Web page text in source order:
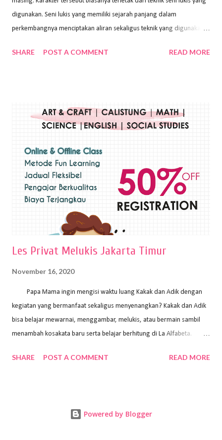
digunakan. Seni lukis yang memiliki sejarah panjang dalam
perkembangnya menciptakan aliran sekaligus teknik yang digunakan.
Wayan Kun Adnyana, teknik yang berbeda tentunya akan
menggunakan bahan dasar cat air, cat akrilik, atau cat minyak dengan
sapuan warna cat yang tebal. Dengan memberikan sapuan warna
pelukis untuk menghasilkan lukisan yang mempesona dan tentunya
bernilai tinggi. Ciri teknik plakat Ciri-ciri teknik plakat, yaitu: Sapuan
warna yang kental dan tebal. Hasil lukisan menutupi seluruh bagian
medianya Mem...
SHARE POST A COMMENT READ MORE
Les Privat Melukis Jakarta Timur
November 16, 2020
Papa Mama ingin mengisi waktu luang Kakak dan Adik dengan
kegiatan yang bermanfaat sekaligus menyenangkan? Kakak dan Adik
bisa belajar mewarnai, menggambar, melukis, atau bermain sambil
menambah kosakata baru serta belajar berhitung di La Alfabeta.
kok untuk mengajar dengan metode yang fun, La Alfabeta
Alfabeta. ⁣⁣⁣⁣Ada pilihan online class maupun offline class lho! Cek
SHARE POST A COMMENT READ MORE
Powered by Blogger